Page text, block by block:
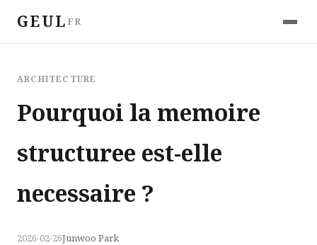
GEUL FR
ARCHITECTURE
Pourquoi la memoire
structuree est-elle
necessaire ?
2026-02-26Junwoo Park